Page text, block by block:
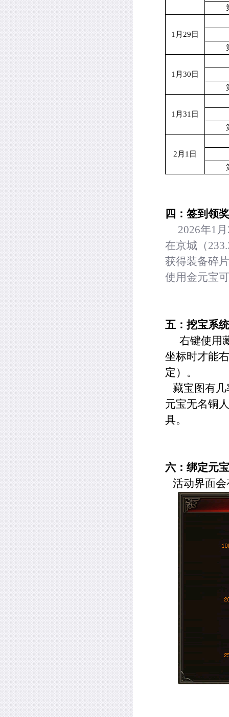
1 月 29 日
1 月 30 日
1 月 31 日
2 月 1 日
四：签到领奖
2026年1 月
在京城（
获得装备碎
使用金元宝
五：挖宝系统
右键使用
坐标时才能
定）。
藏宝图有几
元宝无名铜
具。
六：绑定元
活动界面会